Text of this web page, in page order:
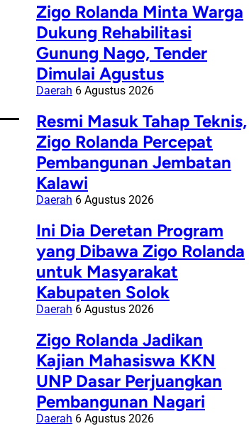
Zigo Rolanda Minta Warga
Dukung Rehabilitasi
Gunung Nago, Tender
Dimulai Agustus
Daerah 6 Agustus 2026
Resmi Masuk Tahap Teknis,
Zigo Rolanda Percepat
Pembangunan Jembatan
Kalawi
Daerah 6 Agustus 2026
Ini Dia Deretan Program
yang Dibawa Zigo Rolanda
untuk Masyarakat
Kabupaten Solok
Daerah 6 Agustus 2026
Zigo Rolanda Jadikan
Kajian Mahasiswa KKN
UNP Dasar Perjuangkan
Pembangunan Nagari
Daerah 6 Agustus 2026